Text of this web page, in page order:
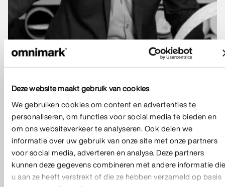
Deze website maakt gebruik van cookies
We gebruiken cookies om content en advertenties te
personaliseren, om functies voor social media te bieden en
om ons websiteverkeer te analyseren. Ook delen we
informatie over uw gebruik van onze site met onze partners
voor social media, adverteren en analyse. Deze partners
kunnen deze gegevens combineren met andere informatie
u aan ze heeft verstrekt of die ze hebben verzameld op basis